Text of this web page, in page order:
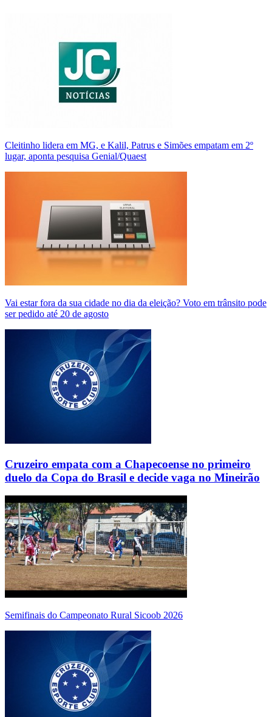
Cleitinho lidera em MG, e Kalil, Patrus e Simões empatam em 2º
lugar, aponta pesquisa Genial/Quaest
Vai estar fora da sua cidade no dia da eleição? Voto em trânsito pode
ser pedido até 20 de agosto
Cruzeiro empata com a Chapecoense no primeiro
duelo da Copa do Brasil e decide vaga no Mineirão
Semifinais do Campeonato Rural Sicoob 2026